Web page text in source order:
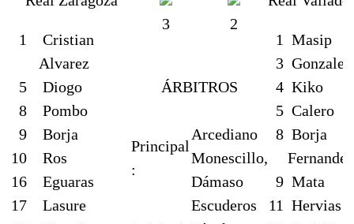
1
Cristian
Alvarez
5
Diogo
8
Pombo
9
Borja
10
Ros
16
Eguaras
17
Lasure
3 2
ÁRBITROS
Principal
:
Arcediano
Monescillo,
Dámaso
Escuderos
1 Masip
3 Gonzalez
4 Kiko
5 Calero
8 Borja
Fernandez
9 Mata
11 Hervias